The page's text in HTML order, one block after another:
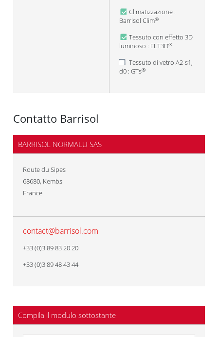
Climatizzazione :
Barrisol Clim®
Tessuto con effetto 3D
luminoso : ELT3D®
Tessuto di vetro A2-s1,
d0 : GTs®
Contatto Barrisol
BARRISOL NORMALU SAS
Route du Sipes
68680, Kembs
France
contact@barrisol.com
+33 (0)3 89 83 20 20
+33 (0)3 89 48 43 44
Compila il modulo sottostante